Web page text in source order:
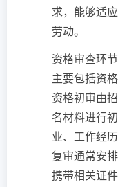
求，能够适
劳动。
资格审查环
主要包括资
资格初审由
名材料进行
业、工作经
复审通常安
携带相关证